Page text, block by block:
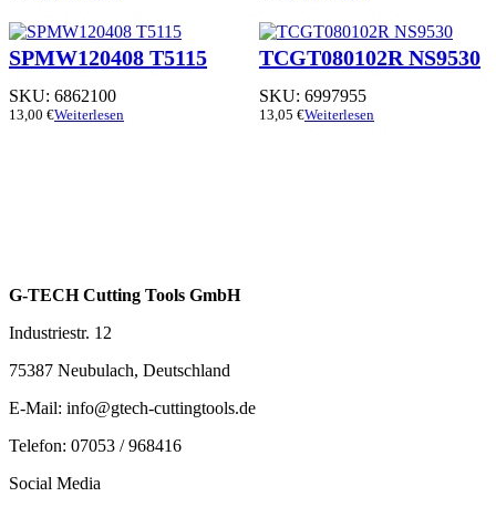
SPMW120408 T5115
SKU: 6862100
13,00 €Weiterlesen
TCGT080102R NS9530
SKU: 6997955
13,05 €Weiterlesen
G-TECH Cutting Tools GmbH
Industriestr. 12
75387 Neubulach, Deutschland
E-Mail: info@gtech-cuttingtools.de
Telefon: 07053 / 968416
Social Media